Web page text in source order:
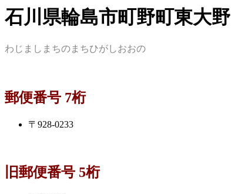
石川県輪島市町野町東大野
わじましまちのまちひがしおおの
郵便番号 7桁
〒928-0233
旧郵便番号 5桁